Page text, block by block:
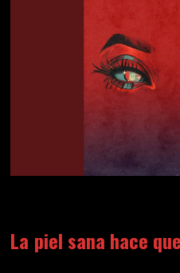
La piel sana hace